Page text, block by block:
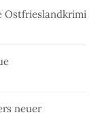
Ostfrieslandkrimi
neuer